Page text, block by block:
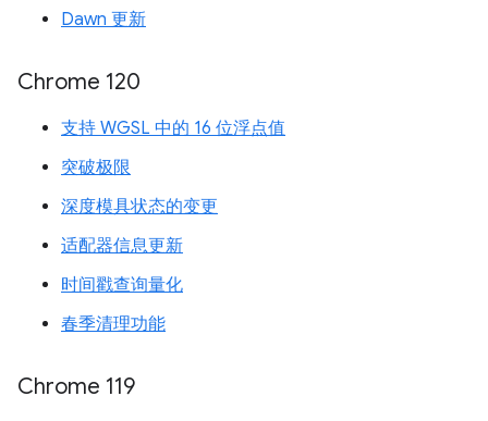
Dawn 更新
Chrome 120
支持 WGSL 中的 16 位浮点值
突破极限
深度模具状态的变更
适配器信息更新
时间戳查询量化
春季清理功能
Chrome 119